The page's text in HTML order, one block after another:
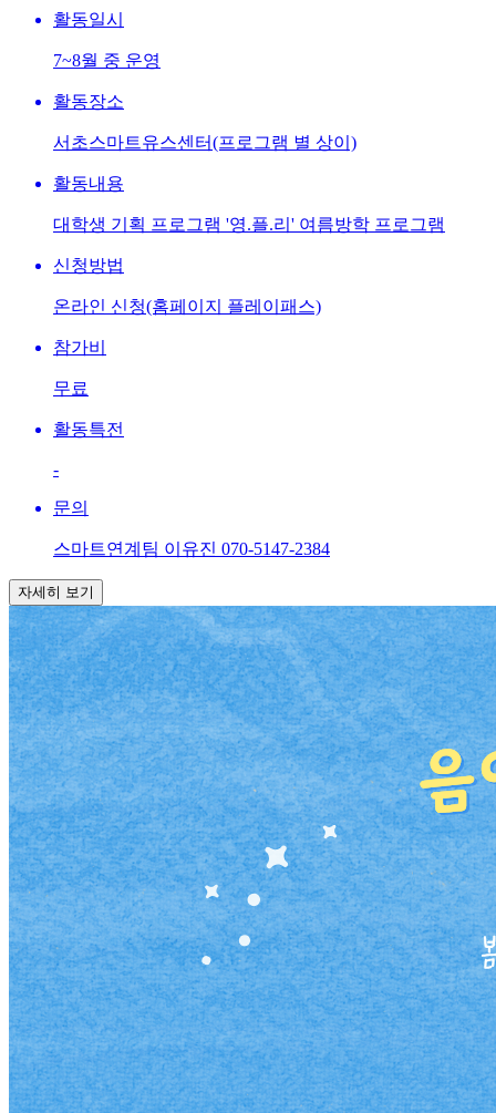
활동일시
7~8월 중 운영
활동장소
서초스마트유스센터(프로그램 별 상이)
활동내용
대학생 기획 프로그램 '영.플.리' 여름방학 프로그램
신청방법
온라인 신청(홈페이지 플레이패스)
참가비
무료
활동특전
-
문의
스마트연계팀 이유진 070-5147-2384
자세히 보기